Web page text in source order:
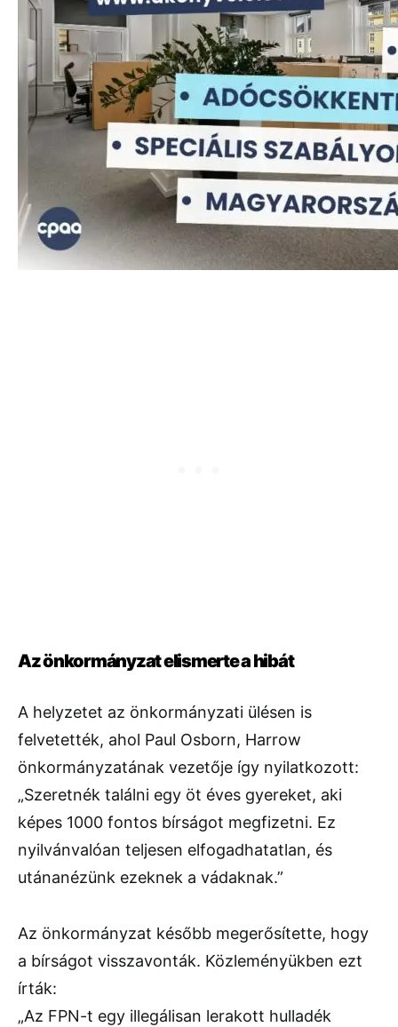
Az önkormányzat elismerte a hibát
A helyzetet az önkormányzati ülésen is
felvetették, ahol Paul Osborn, Harrow
önkormányzatának vezetője így nyilatkozott:
„Szeretnék találni egy öt éves gyereket, aki
képes 1000 fontos bírságot megfizetni. Ez
nyilvánvalóan teljesen elfogadhatatlan, és
utánanézünk ezeknek a vádaknak.”
Az önkormányzat később megerősítette, hogy
a bírságot visszavonták. Közleményükben ezt
írták:
„Az FPN-t egy illegálisan lerakott hulladék